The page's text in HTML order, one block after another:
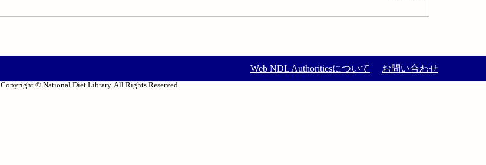
Web NDL Authoritiesについて お問い合わせ
Copyright © National Diet Library. All Rights Reserved.